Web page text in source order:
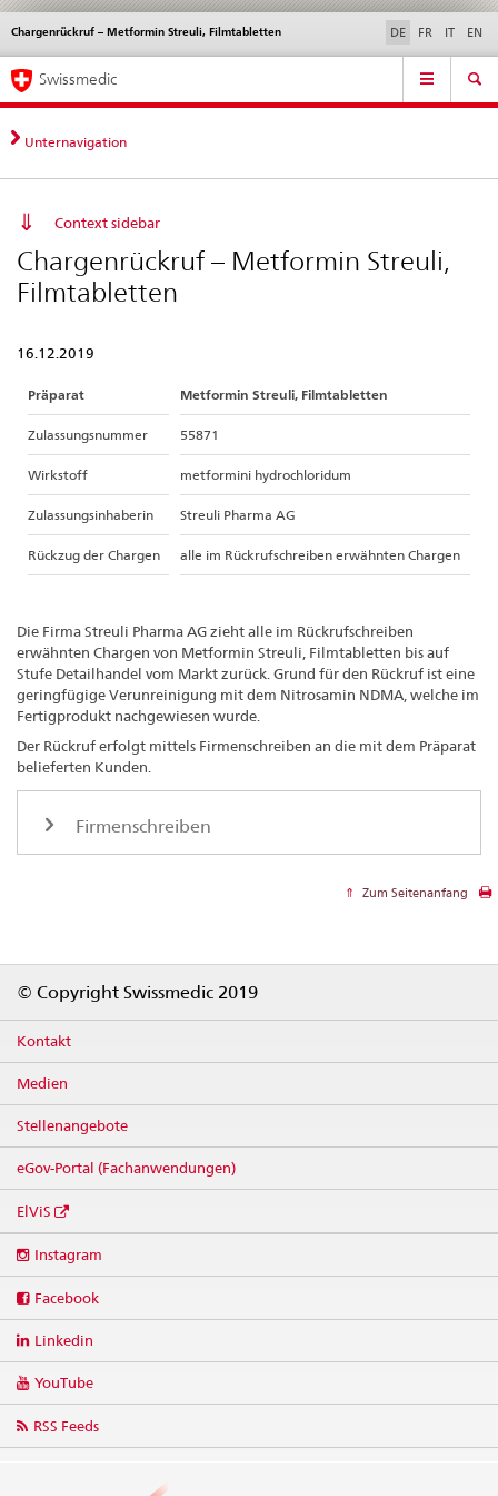
Direktnavigation
News,
Rechtsgrundlagen,
Kontakt
News & Updates Kontakt | Support & Hilfe
Chargenrückruf – Metformin Streuli, Filmtabletten
Sprachwahl DE FR IT EN
Service
Hauptnavigation
Swissmedic
Unternavigation
Context sidebar
Chargenrückruf – Metformin Streuli,
Filmtabletten
16.12.2019
Präparat Metformin Streuli, Filmtabletten
Zulassungsnummer 55871
Wirkstoff metformini hydrochloridum
Zulassungsinhaberin Streuli Pharma AG
Rückzug der Chargen alle im Rückrufschreiben erwähnten Chargen
Die Firma Streuli Pharma AG zieht alle im Rückrufschreiben
erwähnten Chargen von Metformin Streuli, Filmtabletten bis auf
Stufe Detailhandel vom Markt zurück. Grund für den Rückruf ist eine
geringfügige Verunreinigung mit dem Nitrosamin NDMA, welche im
Fertigprodukt nachgewiesen wurde.
Der Rückruf erfolgt mittels Firmenschreiben an die mit dem Präparat
belieferten Kunden.
Firmenschreiben
Zum Seitenanfang
© Copyright Swissmedic 2019
Kontakt
Medien
Stellenangebote
eGov-Portal (Fachanwendungen)
ElViS
media
Instagram
Facebook
Linkedin
YouTube
RSS Feeds